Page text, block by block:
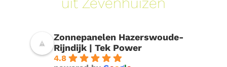
Zonnepanelen Hazerswoude-
Rijndijk | Tek Power
4.8